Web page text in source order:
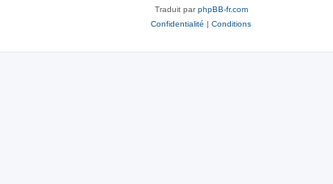
Traduit parphpBB-fr.com
Confidentialité | Conditions